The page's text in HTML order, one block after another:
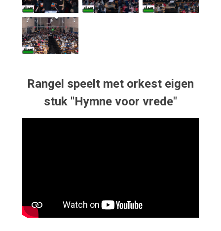
Rangel speelt met orkest eigen
stuk "Hymne voor vrede"